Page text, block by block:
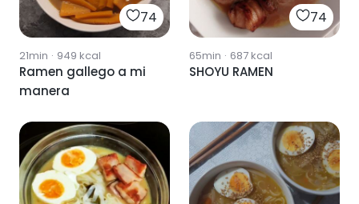
74
21min · 949 kcal
Ramen gallego a mi
manera
74
65min · 687kcal
SHOYU RAMEN